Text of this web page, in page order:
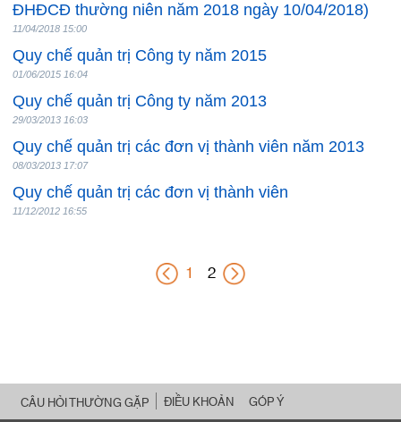
ĐHĐCĐ thường niên năm 2018 ngày 10/04/2018)
11/04/2018 15:00
Quy chế quản trị Công ty năm 2015
01/06/2015 16:04
Quy chế quản trị Công ty năm 2013
29/03/2013 16:03
Quy chế quản trị các đơn vị thành viên năm 2013
08/03/2013 17:07
Quy chế quản trị các đơn vị thành viên
11/12/2012 16:55
1 2
CÂU HỎI THƯỜNG GẶP ĐIỀU KHOẢN GÓP Ý